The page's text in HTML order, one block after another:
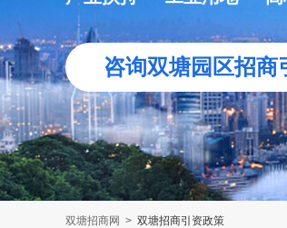
咨询双塘园区招商
双塘招商网 > 双塘招商引资政策